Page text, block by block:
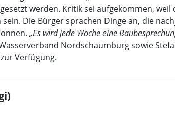
werden. Kritik sei aufgekommen,
Die Bürger sprachen Dinge an, die
„Es wird jede Woche eine
Nordschaumburg sowie
Verfügung.